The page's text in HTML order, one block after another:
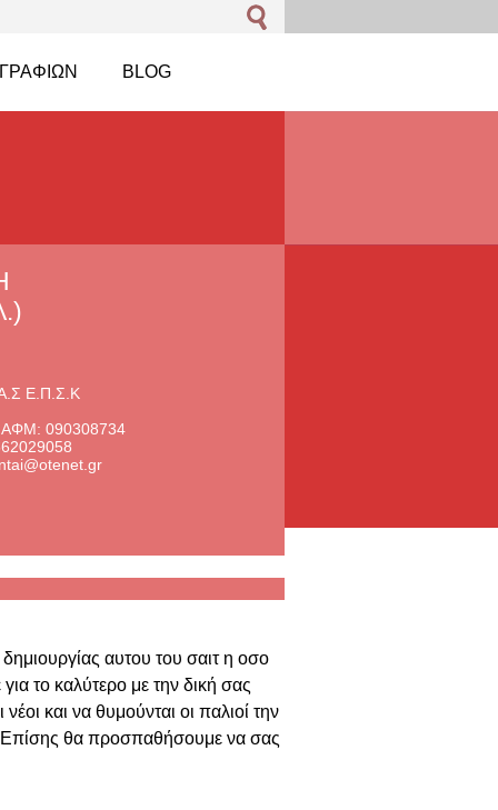
BLOG
Ε.Π.Σ.Κ
090308734
αυτου του σαιτ η οσο
το καλύτερο με την δική σας
και να θυμούνται οι παλιοί την
Επίσης θα προσπαθήσουμε να σας